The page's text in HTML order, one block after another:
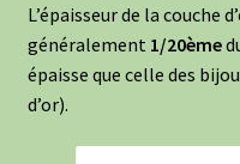
L’épaisseur de la couche
généralement 1/20ème
épaisse que celle des
d’or).